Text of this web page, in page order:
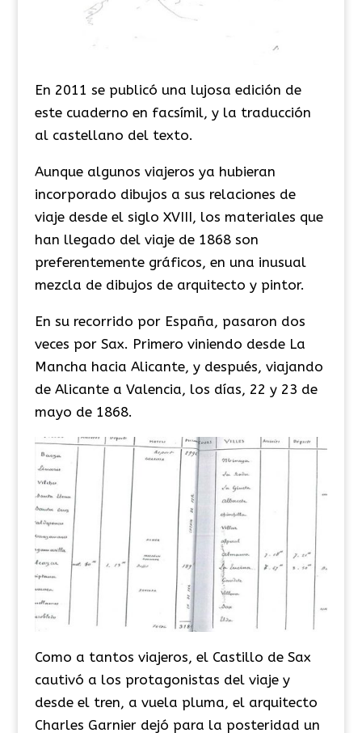
​En 2011 se publicó una lujosa edición de
este cuaderno en facsímil, y la traducción
al castellano del texto.
Aunque algunos viajeros ya hubieran
incorporado dibujos a sus relaciones de
viaje desde el siglo XVIII, los materiales que
han llegado del viaje de 1868 son
preferentemente gráficos, en una inusual
mezcla de dibujos de arquitecto y pintor.
​En su recorrido por España, pasaron dos
veces por Sax. Primero viniendo desde La
Mancha hacia Alicante, y después, viajando
de Alicante a Valencia, los días, 22 y 23 de
mayo de 1868.
​Como a tantos viajeros, el Castillo de Sax
cautivó a los protagonistas del viaje y
desde el tren, a vuela pluma, el arquitecto
Charles Garnier dejó para la posteridad un